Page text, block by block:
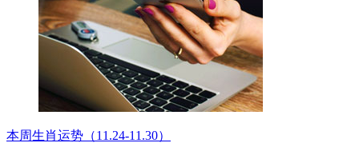
本周生肖运势（11.24-11.30）